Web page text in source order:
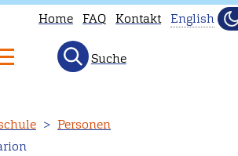
Home FAQ Kontakt English
Suche
Personen